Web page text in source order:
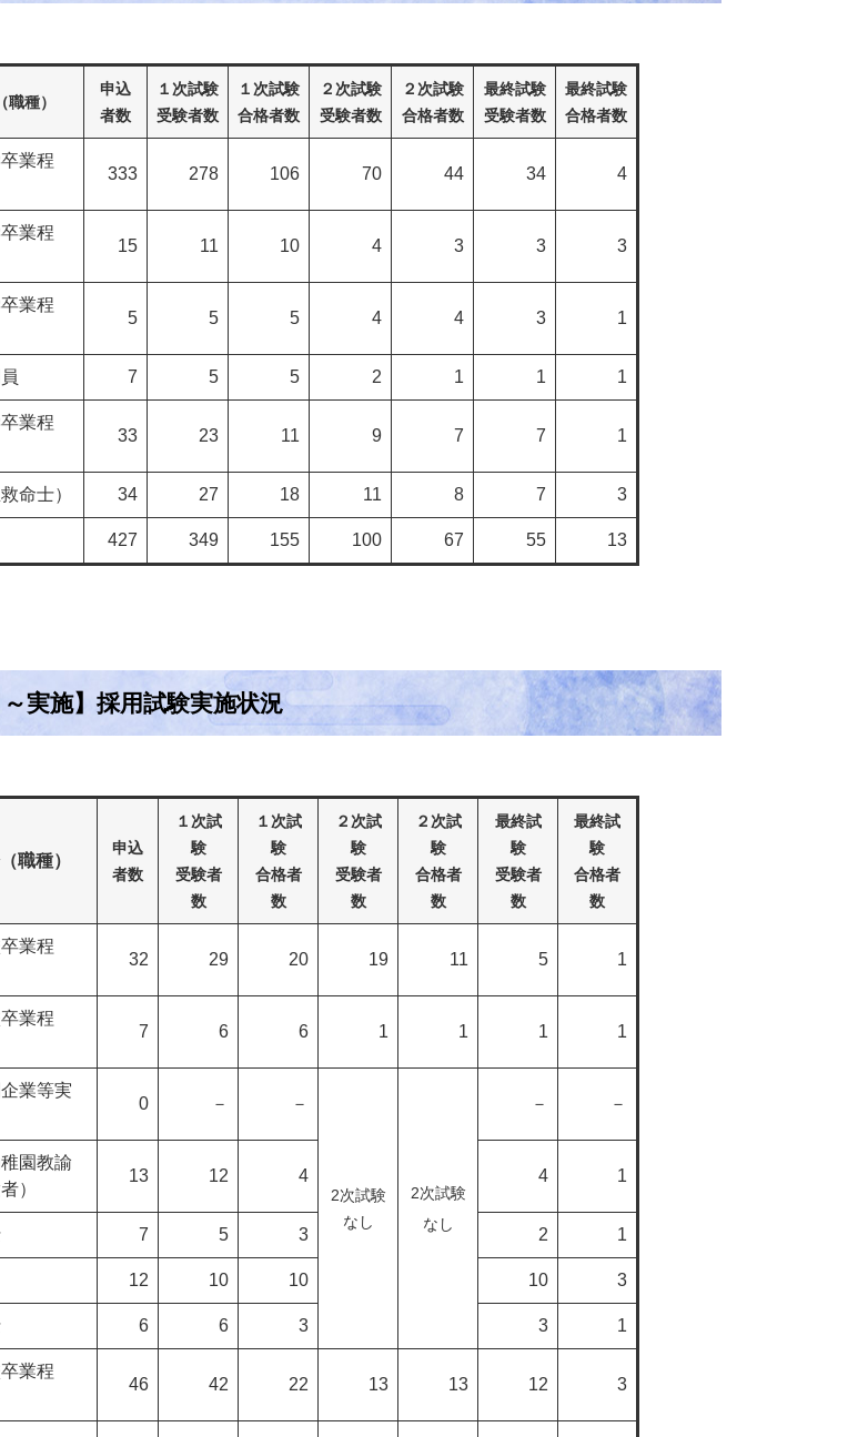
種）
申込
者数
１次試験
受験者数
１次試験
合格者数
２次試験
受験者数
２次試験
合格者数
最終試験
受験者数
最終試験
合格者数
業程
333 278 106 70 44 34 4
業程
15 11 10 4 3 3 3
業程
5 5 5 4 4 3 1
7 5 5 2 1 1 1
業程
33 23 11 9 7 7 1
命士） 34 27 18 11 8 7 3
427 349 155 100 67 55 13
～実施】採用試験実施状況
職種）
申込
者数
１次試
験
受験者
数
１次試
験
合格者
数
２次試
験
受験者
数
２次試
験
合格者
数
最終試
験
受験者
数
最終試
験
合格者
数
業程
32 29 20 19 11 5 1
業程
7 6 6 1 1 1 1
業等実
0 － －
2次試験
なし
2次試験
なし
－ －
園教諭
）
13 12 4 4 1
7 5 3 2 1
12 10 10 10 3
6 6 3 3 1
業程
46 42 22 13 13 12 3